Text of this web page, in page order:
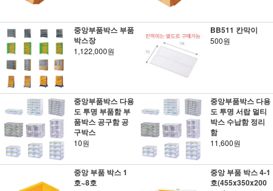
중앙부품박스 부품
박스장
1,122,000원
BB511 칸막이
500원
중앙부품박스 다용
도 투명 부품함 부
품박스 공구함 공
구박스
10원
중앙부품박스 다용
도 투명 서랍 멀티
박스 수납함 정리
함
11,600원
중앙 부품 박스 1
호~8호
중앙 부품 박스 4-1
호(455x350x200